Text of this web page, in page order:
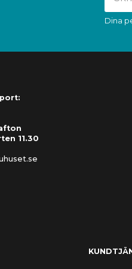
Dina
11.30